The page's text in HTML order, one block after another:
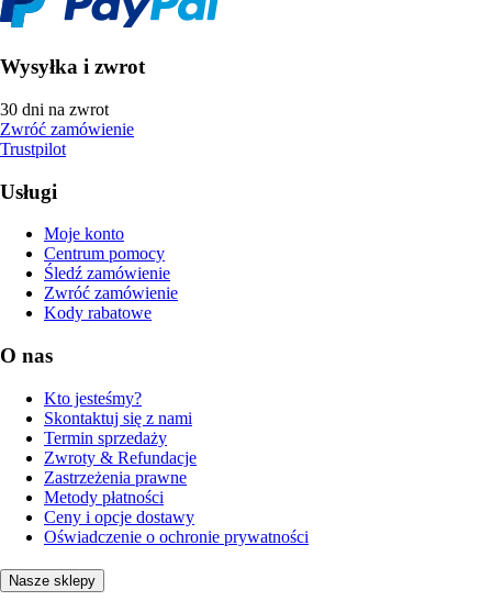
Wysyłka i zwrot
30 dni na zwrot
Zwróć zamówienie
Trustpilot
Usługi
Moje konto
Centrum pomocy
Śledź zamówienie
Zwróć zamówienie
Kody rabatowe
O nas
Kto jesteśmy?
Skontaktuj się z nami
Termin sprzedaży
Zwroty & Refundacje
Zastrzeżenia prawne
Metody płatności
Ceny i opcje dostawy
Oświadczenie o ochronie prywatności
Nasze sklepy